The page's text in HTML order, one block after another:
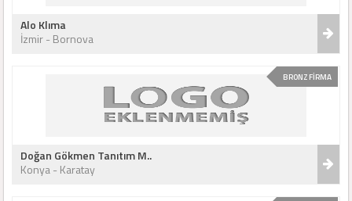
Alo Klıma
İzmir - Bornova
BRONZ FİRMA
Doğan Gökmen Tanıtım M..
Konya - Karatay